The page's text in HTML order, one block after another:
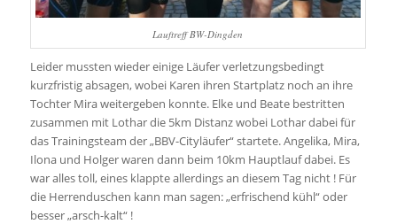
Lauftreff BW-Dingden
Leider mussten wieder einige Läufer verletzungsbedingt
kurzfristig absagen, wobei Karen ihren Startplatz noch an ihre
Tochter Mira weitergeben konnte. Elke und Beate bestritten
zusammen mit Lothar die 5km Distanz wobei Lothar dabei für
das Trainingsteam der „BBV-Cityläufer“ startete. Angelika, Mira,
Ilona und Holger waren dann beim 10km Hauptlauf dabei. Es
war alles toll, eines klappte allerdings an diesem Tag nicht ! Für
die Herrenduschen kann man sagen: „erfrischend kühl“ oder
besser „arsch-kalt“ !